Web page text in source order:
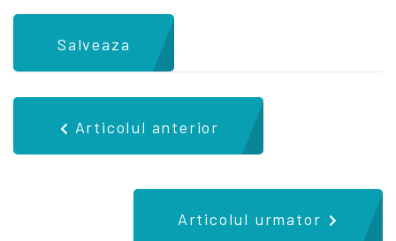
Salveaza
Articolul anterior
Articolul urmator